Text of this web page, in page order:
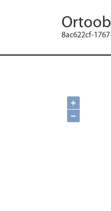
8ac622cf-
+
−